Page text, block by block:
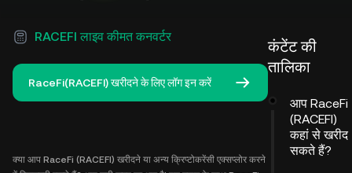
RACEFI लाइव कीमत कनवर्टर
RaceFi(RACEFI) खरीदने के लिए लॉग इन करें
क्या आप RaceFi (RACEFI) खरीदने या अन्य क्रिप्टोकरेंसी एक्सप्लोर करने
कंटेंट की
तालिका
आप RaceFi
(RACEFI)
कहां से खरीद
सकते हैं?